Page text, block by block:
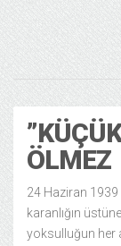
ÖLMEZ
24 Haziran 1939
karanlığın
yoksulluğun her